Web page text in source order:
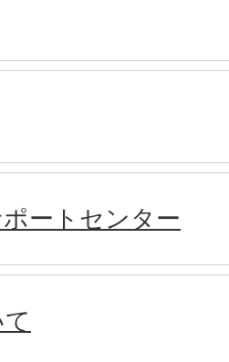
ートセンター